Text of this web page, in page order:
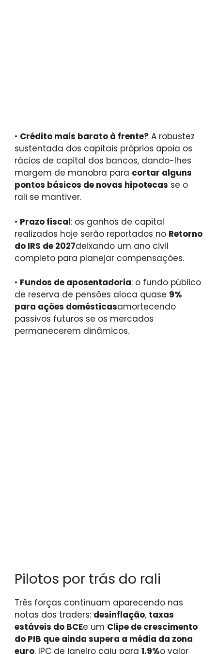
• Crédito mais barato à frente? A robustez
sustentada dos capitais próprios apoia os
rácios de capital dos bancos, dando-lhes
margem de manobra para cortar alguns
pontos básicos de novas hipotecas se o
rali se mantiver.
• Prazo fiscal: os ganhos de capital
realizados hoje serão reportados no Retorno
do IRS de 2027deixando um ano civil
completo para planejar compensações.
• Fundos de aposentadoria: o fundo público
de reserva de pensões aloca quase 9%
para ações domésticasamortecendo
passivos futuros se os mercados
permanecerem dinâmicos.
Pilotos por trás do rali
Três forças continuam aparecendo nas
notas dos traders: desinflação, taxas
estáveis ​​do BCEe um Clipe de crescimento
do PIB que ainda supera a média da zona
euro. IPC de janeiro caiu para 1,9%o valor